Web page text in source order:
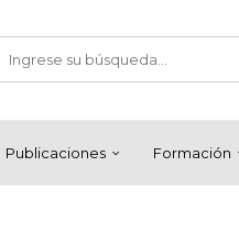
Publicaciones Formación